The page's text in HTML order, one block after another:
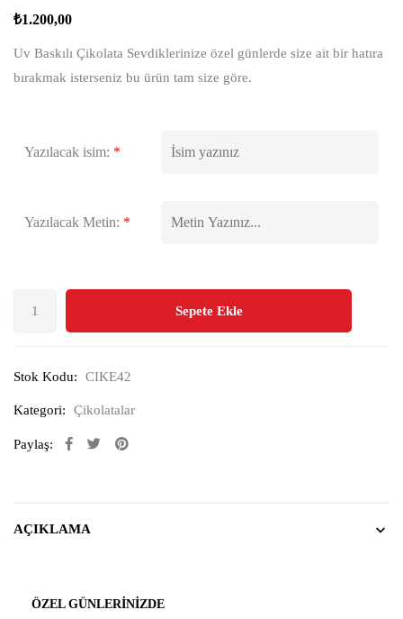
₺1.200,00
Uv Baskılı Çikolata Sevdiklerinize özel günlerde size ait bir hatıra
bırakmak isterseniz bu ürün tam size göre.
Yazılacak isim: *
Yazılacak Metin: *
Sepete Ekle
Stok Kodu: CIKE42
Kategori: Çikolatalar
Paylaş:
AÇIKLAMA
ÖZEL GÜNLERINIZDE